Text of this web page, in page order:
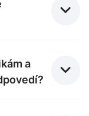
a